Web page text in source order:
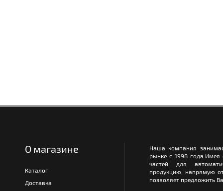
О магазине
Каталог
Доставка
Наша компания
рынке с 1998
частей для
продукцию, напрямую
позволяет предложить